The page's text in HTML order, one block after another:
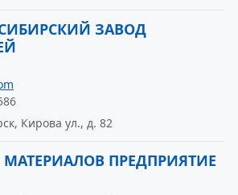
ЗАВОД
Кирова ул., д. 82
ПРЕДПРИЯТИЕ